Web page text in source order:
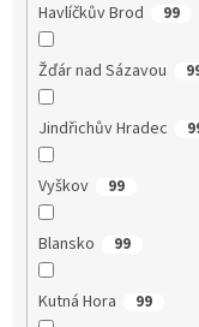
Havlíčkův Brod 99
Žďár nad Sázavou
Jindřichův Hradec
Vyškov 99
Blansko 99
Kutná Hora 99